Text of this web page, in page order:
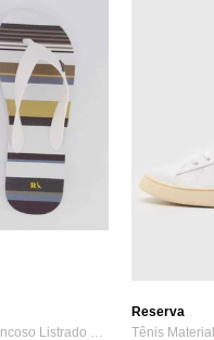
Chinelo Reserva Trancoso Listrado Branco e Azul
Reserva